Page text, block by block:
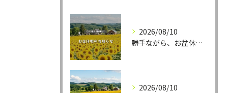
2026/08/10
勝手ながら、お盆休暇を以下の日程で実施させていただきます。
2026/08/10